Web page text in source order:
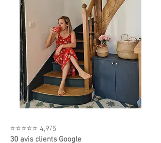
⭐⭐⭐⭐⭐ 4,9/5
30 avis clients Google